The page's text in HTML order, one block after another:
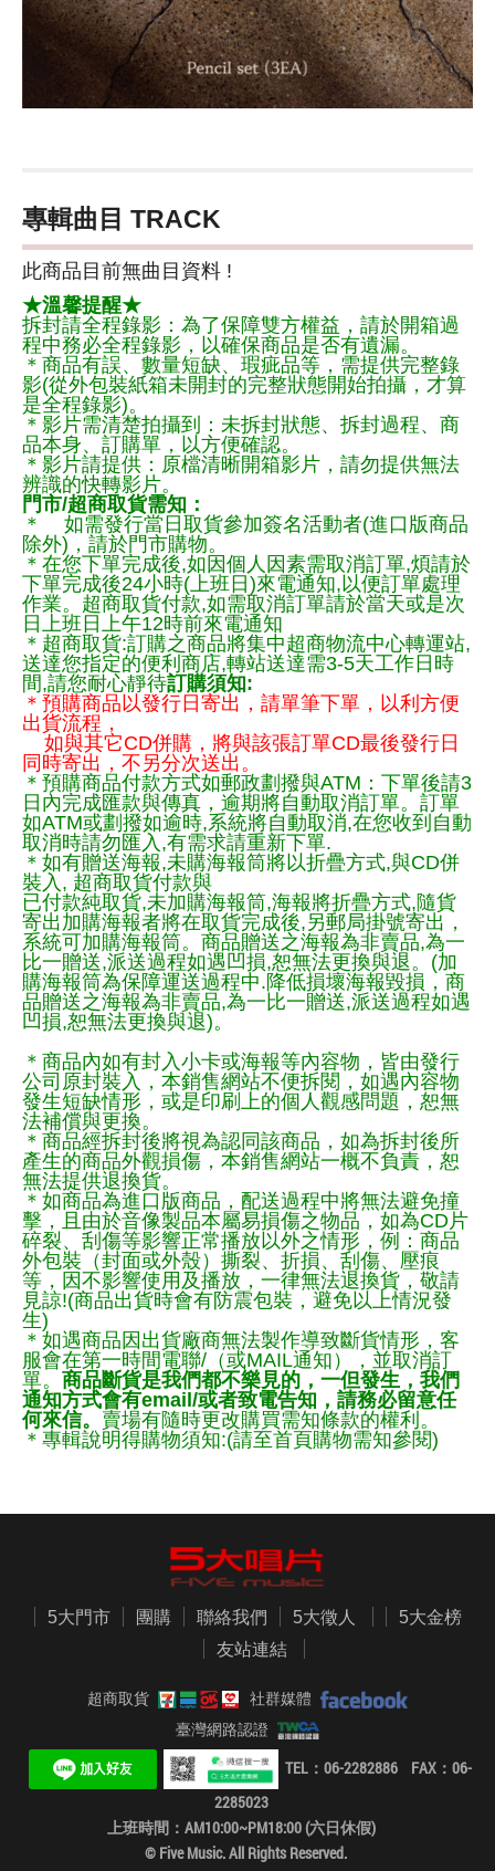
專輯曲目 TRACK
此商品目前無曲目資料 !
★溫馨提醒★
拆封請全程錄影：為了保障雙方權益，請於開箱過
程中務必全程錄影，以確保商品是否有遺漏。
＊商品有誤、數量短缺、瑕疵品等，需提供完整錄
影(從外包裝紙箱未開封的完整狀態開始拍攝，才算
是全程錄影)。
＊影片需清楚拍攝到：未拆封狀態、拆封過程、商
品本身、訂購單，以方便確認。
＊影片請提供：原檔清晰開箱影片，請勿提供無法
辨識的快轉影片。
門市/超商取貨需知：
＊ 如需發行當日取貨參加簽名活動者(進口版商品
除外)，請於門市購物。
＊在您下單完成後,如因個人因素需取消訂單,煩請於
下單完成後24小時(上班日)來電通知,以便訂單處理
作業。超商取貨付款,如需取消訂單請於當天或是次
日上班日上午12時前來電通知
＊超商取貨:訂購之商品將集中超商物流中心轉運站,
送達您指定的便利商店,轉站送達需3-5天工作日時
間,請您耐心靜待訂購須知:
＊預購商品以發行日寄出，請單筆下單，以利方便
出貨流程，
如與其它CD併購，將與該張訂單CD最後發行日
同時寄出，不另分次送出。
＊預購商品付款方式如郵政劃撥與ATM：下單後請3
日內完成匯款與傳真，逾期將自動取消訂單。訂單
如ATM或劃撥如逾時,系統將自動取消,在您收到自動
取消時請勿匯入,有需求請重新下單.
＊如有贈送海報,未購海報筒將以折疊方式,與CD併
裝入, 超商取貨付款與
已付款純取貨,未加購海報筒,海報將折疊方式,隨貨
寄出加購海報者將在取貨完成後,另郵局掛號寄出，
系統可加購海報筒。商品贈送之海報為非賣品,為一
比一贈送,派送過程如遇凹損,恕無法更換與退。(加
購海報筒為保障運送過程中.降低損壞海報毀損，商
品贈送之海報為非賣品,為一比一贈送,派送過程如遇
凹損,恕無法更換與退)。
＊商品內如有封入小卡或海報等內容物，皆由發行
公司原封裝入，本銷售網站不便拆閱，如遇內容物
發生短缺情形，或是印刷上的個人觀感問題，恕無
法補償與更換。
＊商品經拆封後將視為認同該商品，如為拆封後所
產生的商品外觀損傷，本銷售網站一概不負責，恕
無法提供退換貨。
＊如商品為進口版商品，配送過程中將無法避免撞
擊，且由於音像製品本屬易損傷之物品，如為CD片
碎裂、刮傷等影響正常播放以外之情形，例：商品
外包裝（封面或外殼）撕裂、折損、刮傷、壓痕
等，因不影響使用及播放，一律無法退換貨，敬請
見諒!(商品出貨時會有防震包裝，避免以上情況發
生)
＊如遇商品因出貨廠商無法製作導致斷貨情形，客
服會在第一時間電聯/（或MAIL通知），並取消訂
單。 商品斷貨是我們都不樂見的，一但發生，我們
通知方式會有email/或者致電告知，請務必留意任
何來信。 賣場有隨時更改購買需知條款的權利。
＊專輯說明得購物須知:(請至首頁購物需知參閱)
5大門市 團購 聯絡我們 5大徵人
5大金榜
友站連結
超商取貨
社群媒體
臺灣網路認證
TEL：06-2282886 FAX：06-
2285023
上班時間：AM10:00~PM18:00 (六日休假)
© Five Music. All Rights Reserved.